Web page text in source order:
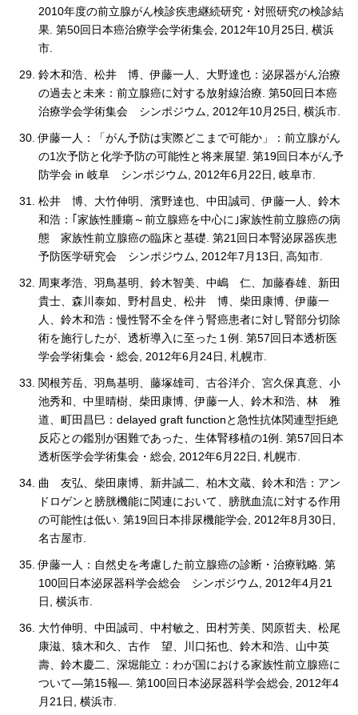
2010年度の前立腺がん検診疾患継続研究・対照研究の検診結
果. 第50回日本癌治療学会学術集会, 2012年10月25日, 横浜
市.
鈴木和浩、松井 博、伊藤一人、大野達也：泌尿器がん治療
の過去と未来：前立腺癌に対する放射線治療. 第50回日本癌
治療学会学術集会 シンポジウム, 2012年10月25日, 横浜市.
伊藤一人：「がん予防は実際どこまで可能か」：前立腺がん
の1次予防と化学予防の可能性と将来展望. 第19回日本がん予
防学会 in 岐阜 シンポジウム, 2012年6月22日, 岐阜市.
松井 博、大竹伸明、濱野達也、中田誠司、伊藤一人、鈴木
和浩：｢家族性腫瘍～前立腺癌を中心に｣家族性前立腺癌の病
態 家族性前立腺癌の臨床と基礎. 第21回日本腎泌尿器疾患
予防医学研究会 シンポジウム, 2012年7月13日, 高知市.
周東孝浩、羽鳥基明、鈴木智美、中嶋 仁、加藤春雄、新田
貴士、森川泰如、野村昌史、松井 博、柴田康博、伊藤一
人、鈴木和浩：慢性腎不全を伴う腎癌患者に対し腎部分切除
術を施行したが、透析導入に至った１例. 第57回日本透析医
学会学術集会・総会, 2012年6月24日, 札幌市.
関根芳岳、羽鳥基明、藤塚雄司、古谷洋介、宮久保真意、小
池秀和、中里晴樹、柴田康博、伊藤一人、鈴木和浩、林 雅
道、町田昌巳：delayed graft functionと急性抗体関連型拒絶
反応との鑑別が困難であった、生体腎移植の1例. 第57回日本
透析医学会学術集会・総会, 2012年6月22日, 札幌市.
曲 友弘、柴田康博、新井誠二、柏木文蔵、鈴木和浩：アン
ドロゲンと膀胱機能に関連において、膀胱血流に対する作用
の可能性は低い. 第19回日本排尿機能学会, 2012年8月30日,
名古屋市.
伊藤一人：自然史を考慮した前立腺癌の診断・治療戦略. 第
100回日本泌尿器科学会総会 シンポジウム, 2012年4月21
日, 横浜市.
大竹伸明、中田誠司、中村敏之、田村芳美、関原哲夫、松尾
康滋、猿木和久、古作 望、川口拓也、鈴木和浩、山中英
壽、鈴木慶二、深堀能立：わが国における家族性前立腺癌に
ついて―第15報―. 第100回日本泌尿器科学会総会, 2012年4
月21日, 横浜市.